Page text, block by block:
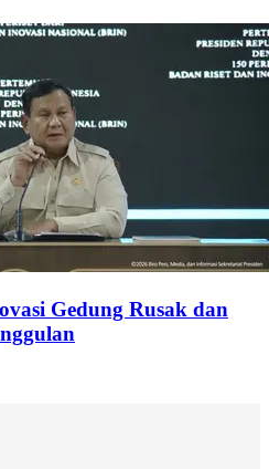
Gedung Rusak dan